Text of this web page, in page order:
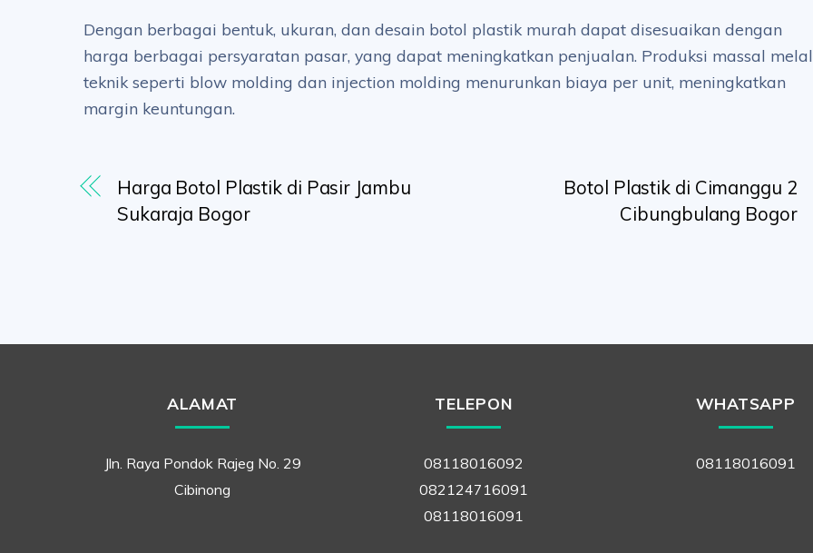
Dengan berbagai bentuk, ukuran, dan desain botol plastik murah dapat disesuaikan dengan
harga berbagai persyaratan pasar, yang dapat meningkatkan penjualan. Produksi massal
teknik seperti blow molding dan injection molding menurunkan biaya per unit, meningkatkan
margin keuntungan.
Harga Botol Plastik di Pasir Jambu
Sukaraja Bogor
Botol Plastik di Cimanggu 2
Cibungbulang Bogor
ALAMAT
Jln. Raya Pondok Rajeg No. 29
Cibinong
TELEPON
08118016092
082124716091
08118016091
WHATSAPP
08118016091